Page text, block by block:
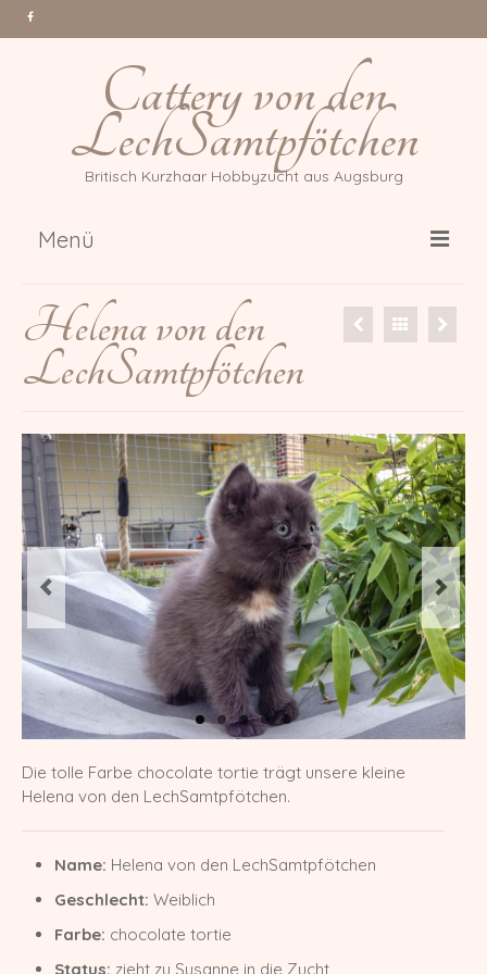
Cattery von den
LechSamtpfötchen
Britisch Kurzhaar Hobbyzucht aus Augsburg
Menü
Über uns
Katzen
Gr. Int. Champion Tessa Million
Int. Champion Arwen of Magic
DonauBärchen
Europa Champion Monchichi von den
LechSamtpfötchen
Worldchampion Gippy Air Force Cat
*CZ
Kater
Gr. Int. Champion R2D2 von den
LechSamtpfötchen
Worldchampion Littlefoot von den
LechSamtpfötchen
Kitten
Verpaarungspläne
Y-Wurf vom 21.02.2026
Helena von den
LechSamtpfötchen
Die tolle Farbe chocolate tortie trägt unsere kleine
Helena von den LechSamtpfötchen.
Name: Helena von den LechSamtpfötchen
Geschlecht: Weiblich
Farbe: chocolate tortie
Status: zieht zu Susanne in die Zucht